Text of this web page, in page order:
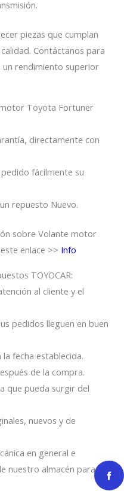
piezas que cumplan
Contáctanos para
rendimiento superior
Toyota Fortuner
directamente con
fácilmente su
repuesto Nuevo.
sobre Volante motor
enlace >> Info
TOYOCAR:
al cliente y el
pedidos lleguen en buen
fecha establecida.
de la compra.
que pueda surgir del
nuevos y de
en general e
nuestro almacén para